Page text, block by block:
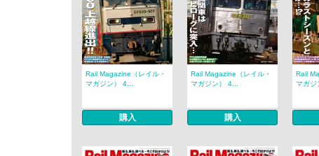
Rail Magazine（レイル・
マガジン） 4...
購入
Rail Magazine（レイル・
マガジン） 4...
購入
Rail
マガジ